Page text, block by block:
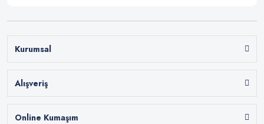
Kurumsal
Alışveriş
Online Kumaşım